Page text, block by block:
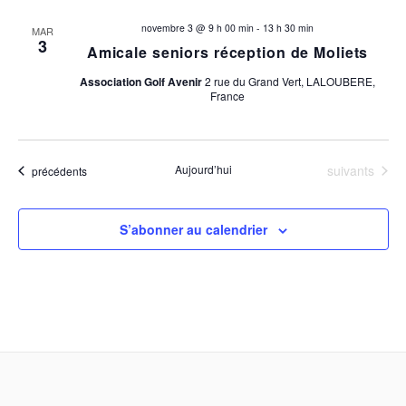
MAR
3 Amicale seniors réception de Moliets
novembre 3 @ 9 h 00 min - 13 h 30 min
Association Golf Avenir2 rue du Grand Vert, LALOUBERE,
France
Évènements
précédents Aujourd’hui Évènements
suivants
S’abonner au calendrier